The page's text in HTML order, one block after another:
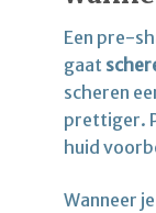
Een pre-
gaat
scheren
prettiger.
huid
Wanneer